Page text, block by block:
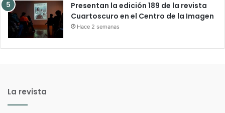
Presentan la edición 189 de la revista
Cuartoscuro en el Centro de la Imagen
Hace 2 semanas
La revista